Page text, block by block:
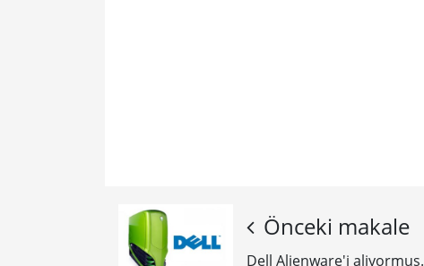
Önceki makale
Dell Alienware'i aliyormus.